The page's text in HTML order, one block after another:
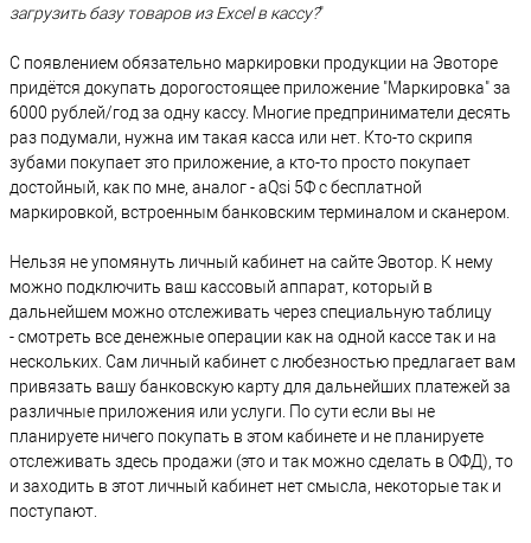
загрузить базу товаров из Excel в кассу?"
С появлением обязательно маркировки продукции на Эвоторе
придётся докупать дорогостоящее приложение "Маркировка" за
6000 рублей/год за одну кассу. Многие предприниматели десять
раз подумали, нужна им такая касса или нет. Кто-то скрипя
зубами покупает это приложение, а кто-то просто покупает
достойный, как по мне, аналог - aQsi 5Ф с бесплатной
маркировкой, встроенным банковским терминалом и сканером.
Нельзя не упомянуть личный кабинет на сайте Эвотор. К нему
можно подключить ваш кассовый аппарат, который в
дальнейшем можно отслеживать через специальную таблицу
- смотреть все денежные операции как на одной кассе так и на
нескольких. Сам личный кабинет с любезностью предлагает вам
привязать вашу банковскую карту для дальнейших платежей за
различные приложения или услуги. По сути если вы не
планируете ничего покупать в этом кабинете и не планируете
отслеживать здесь продажи (это и так можно сделать в ОФД), то
и заходить в этот личный кабинет нет смысла, некоторые так и
поступают.